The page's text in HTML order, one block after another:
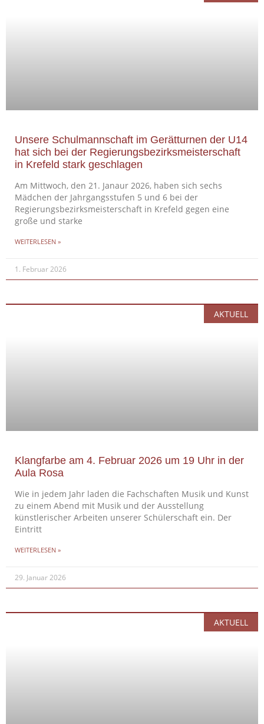
Unsere Schulmannschaft im Gerätturnen der U14
hat sich bei der Regierungsbezirksmeisterschaft
in Krefeld stark geschlagen
Am Mittwoch, den 21. Janaur 2026, haben sich sechs
Mädchen der Jahrgangsstufen 5 und 6 bei der
Regierungsbezirksmeisterschaft in Krefeld gegen eine
große und starke
WEITERLESEN »
1. Februar 2026
AKTUELL
Klangfarbe am 4. Februar 2026 um 19 Uhr in der
Aula Rosa
Wie in jedem Jahr laden die Fachschaften Musik und Kunst
zu einem Abend mit Musik und der Ausstellung
künstlerischer Arbeiten unserer Schülerschaft ein. Der
Eintritt
WEITERLESEN »
29. Januar 2026
AKTUELL